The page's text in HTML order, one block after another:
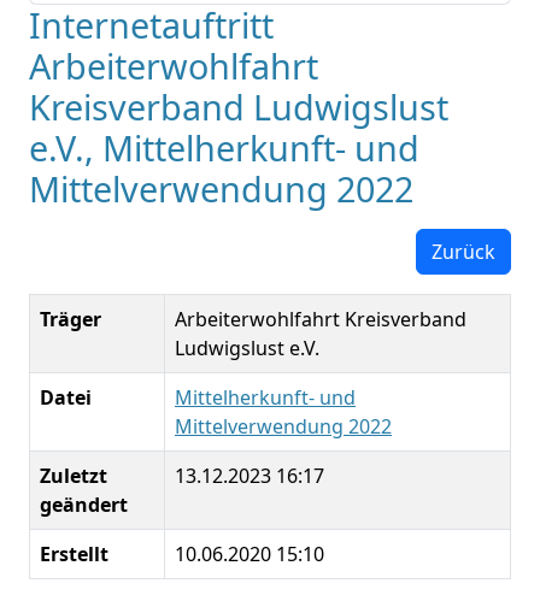
Internetauftritt
Arbeiterwohlfahrt
Kreisverband Ludwigslust
e.V., Mittelherkunft- und
Mittelverwendung 2022
Zurück
Träger
Arbeiterwohlfahrt Kreisverband
Ludwigslust e.V.
Datei
Mittelherkunft- und
Mittelverwendung 2022
Zuletzt
geändert
13.12.2023 16:17
Erstellt 10.06.2020 15:10